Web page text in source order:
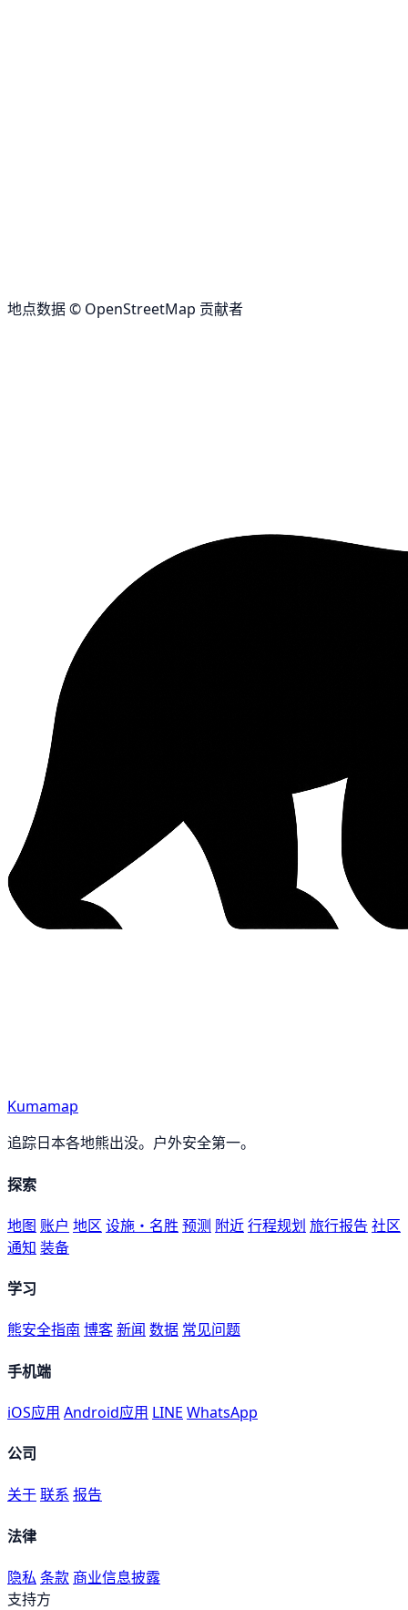
地点数据 © OpenStreetMap 贡献者
Kumamap
追踪日本各地熊出没。户外安全第一。
探索
地图 账户 地区 设施・名胜 预测 附近行程规划 旅行报告 社区
通知 装备
学习
熊安全指南 博客新闻 数据 常见问题
手机端
iOS应用 Android应用 LINE WhatsApp
公司
关于联系 报告
法律
隐私 条款 商业信息披露
支持方